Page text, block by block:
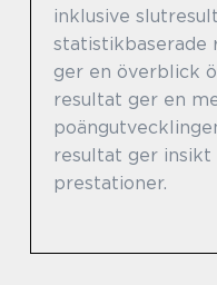
inklusive
statistikbaserade
ger en överblick
resultat ger en
resultat ger insikt
prestationer.